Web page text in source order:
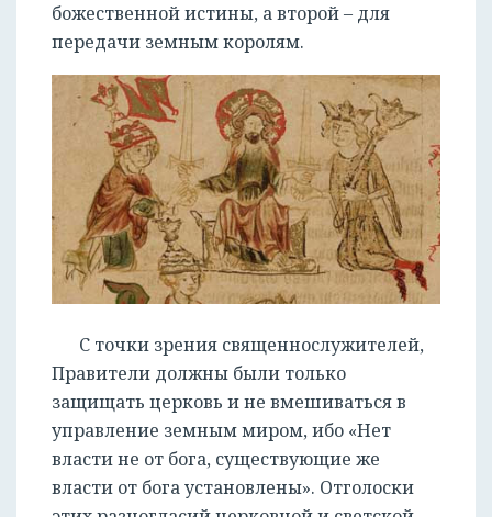
божественной истины, а второй – для
передачи земным королям.
С точки зрения священнослужителей,
Правители должны были только
защищать церковь и не вмешиваться в
управление земным миром, ибо «Нет
власти не от бога, существующие же
власти от бога установлены». Отголоски